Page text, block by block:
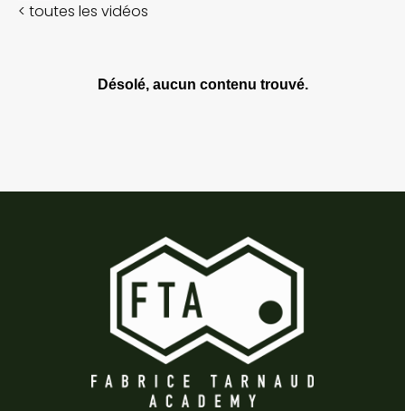
< toutes les vidéos
Désolé, aucun contenu trouvé.